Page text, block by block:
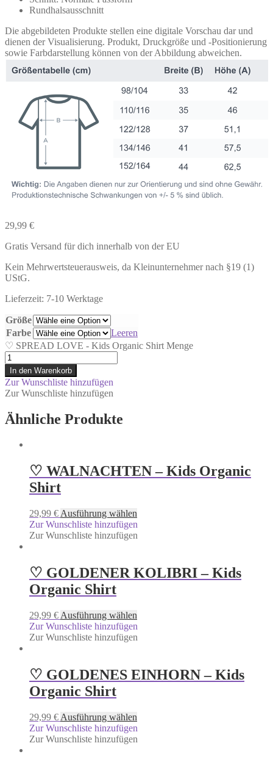
Rundhalsausschnitt
Die abgebildeten Produkte stellen eine digitale Vorschau dar und
dienen der Visualisierung. Produkt, Druckgröße und -Positionierung
sowie Farbdarstellung können von der Abbildung abweichen.
29,99 €
Gratis Versand für dich innerhalb von der EU
Kein Mehrwertsteuerausweis, da Kleinunternehmer nach §19 (1)
UStG.
Lieferzeit: 7-10 Werktage
Größe
Farbe
Leeren
♡ SPREAD LOVE - Kids Organic Shirt Menge
In den Warenkorb
Zur Wunschliste hinzufügen
Zur Wunschliste hinzufügen
Ähnliche Produkte
♡ WALNACHTEN – Kids Organic
Shirt
29,99 € Ausführung wählen
Zur Wunschliste hinzufügen
Zur Wunschliste hinzufügen
♡ GOLDENER KOLIBRI – Kids
Organic Shirt
29,99 € Ausführung wählen
Zur Wunschliste hinzufügen
Zur Wunschliste hinzufügen
♡ GOLDENES EINHORN – Kids
Organic Shirt
29,99 € Ausführung wählen
Zur Wunschliste hinzufügen
Zur Wunschliste hinzufügen